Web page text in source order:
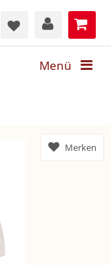
Menü
Merken